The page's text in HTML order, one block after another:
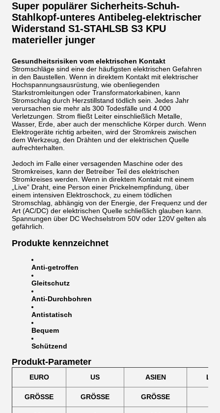
Super populärer Sicherheits-Schuh-
Stahlkopf-unteres Antibeleg-elektrischer
Widerstand S1-STAHLSB S3 KPU
materieller junger
Gesundheitsrisiken vom elektrischen Kontakt
Stromschläge sind eine der häufigsten elektrischen Gefahren
in den Baustellen. Wenn in direktem Kontakt mit elektrischer
Hochspannungsausrüstung, wie obenliegenden
Starkstromleitungen oder Transformatorkabinen, kann
Stromschlag durch Herzstillstand tödlich sein. Jedes Jahr
verursachen sie mehr als 300 Todesfälle und 4.000
Verletzungen. Strom fließt Leiter einschließlich Metalle,
Wasser, Erde, aber auch der menschliche Körper durch. Wenn
Elektrogeräte richtig arbeiten, wird der Stromkreis zwischen
dem Werkzeug, den Drähten und der elektrischen Quelle
aufrechterhalten.
Jedoch im Falle einer versagenden Maschine oder des
Stromkreises, kann der Betreiber Teil des elektrischen
Stromkreises werden. Wenn in direktem Kontakt mit einem
„Live“ Draht, eine Person einer Prickelnempfindung, über
einem intensiven Elektroschock, zu einem tödlichen
Stromschlag, abhängig von der Energie, der Frequenz und der
Art (AC/DC) der elektrischen Quelle schließlich glauben kann.
Spannungen über DC Wechselstrom 50V oder 120V gelten als
gefährlich.
Produkte kennzeichnet
Anti-getroffen
Gleitschutz
Anti-Durchbohren
Antistatisch
Bequem
Schützend
Produkt-Parameter
EURO US ASIEN
GRÖSSE GRÖSSE GRÖSSE